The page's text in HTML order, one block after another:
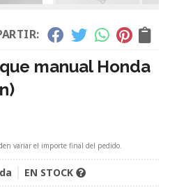
manual Honda
variar el importe final del pedido.
EN STOCK